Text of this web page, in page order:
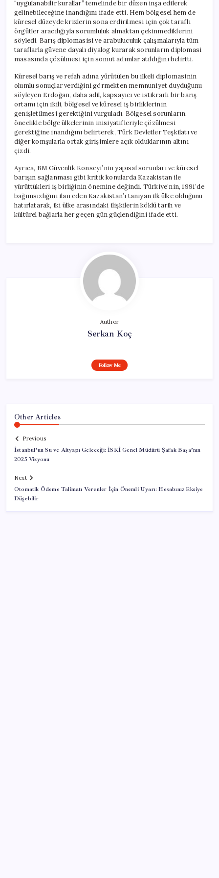
“uygulanabilir kurallar” temelinde bir düzen inşa edilerek
gelinebileceğine inandığını ifade etti. Hem bölgesel hem de
küresel düzeyde krizlerin sona erdirilmesi için çok taraflı
örgütler aracılığıyla sorumluluk almaktan çekinmediklerini
söyledi. Barış diplomasisi ve arabuluculuk çalışmalarıyla tüm
taraflarla güvene dayalı diyalog kurarak sorunların diplomasi
masasında çözülmesi için somut adımlar atıldığını belirtti.
Küresel barış ve refah adına yürütülen bu ilkeli diplomasinin
olumlu sonuçlar verdiğini görmekten memnuniyet duyduğunu
söyleyen Erdoğan, daha adil, kapsayıcı ve istikrarlı bir barış
ortamı için ikili, bölgesel ve küresel iş birliklerinin
genişletilmesi gerektiğini vurguladı. Bölgesel sorunların,
öncelikle bölge ülkelerinin inisiyatifleriyle çözülmesi
gerektiğine inandığını belirterek, Türk Devletler Teşkilatı ve
diğer komşularla ortak girişimlere açık olduklarının altını
çizdi.
Ayrıca, BM Güvenlik Konseyi’nin yapısal sorunları ve küresel
barışın sağlanması gibi kritik konularda Kazakistan ile
yürüttükleri iş birliğinin önemine değindi. Türkiye’nin, 1991’de
bağımsızlığını ilan eden Kazakistan’ı tanıyan ilk ülke olduğunu
hatırlatarak, iki ülke arasındaki ilişkilerin köklü tarih ve
kültürel bağlarla her geçen gün güçlendiğini ifade etti.
Author
Serkan Koç
Follow Me
Other Articles
Previous
İstanbul’un Su ve Altyapı Geleceği: İSKİ Genel Müdürü Şafak Başa’nın
2025 Vizyonu
Next
Otomatik Ödeme Talimatı Verenler İçin Önemli Uyarı: Hesabınız Eksiye
Düşebilir